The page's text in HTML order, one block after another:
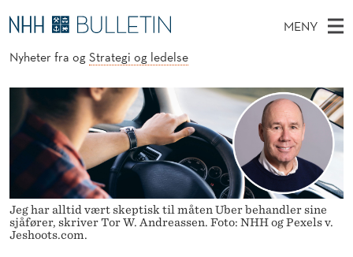
U
B
O
T
MENY
H
O
V
N
Y
TIL WWW.NHH.NO
S
I
T
Stipendiater og nye forskerprofiler
Disputaser
Ekspertutvalg
Om Bulletin
Nyheter fra og Strategi og ledelse
Jeg har alltid vært skeptisk til måten Uber behandler sine
sjåfører, skriver Tor W. Andreassen. Foto: NHH og Pexels v.
Jeshoots.com.